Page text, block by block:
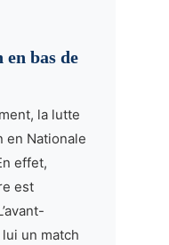
bas de
la lutte
en Nationale
effet,
est
un match